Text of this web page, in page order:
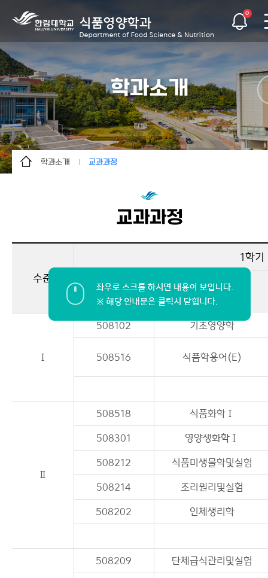
0
학과소개
학과소개
학생활동
대학원
이용안내
교과과정
연혁
교과과정
수준
1학기
교과목 번호 과목명
Ⅰ
508102 기초영양학
508516 식품학용어(E)
Ⅱ
508518
식품화학Ⅰ
508301
영양생화학Ⅰ
508212
식품미생물학및실험
508214
조리원리및실험
508202
인체생리학
508209
단체급식관리및실험